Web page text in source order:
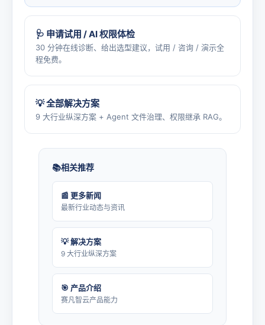
🩺 申请试用 / AI 权限体检
30 分钟在线诊断、给出选型建议，试用 / 咨询 / 演示全
程免费。
💡 全部解决方案
9 大行业纵深方案 + Agent 文件治理、权限继承 RAG。
相关推荐
📰 更多新闻
最新行业动态与资讯
💡 解决方案
9 大行业纵深方案
🎯 产品介绍
赛凡智云产品能力